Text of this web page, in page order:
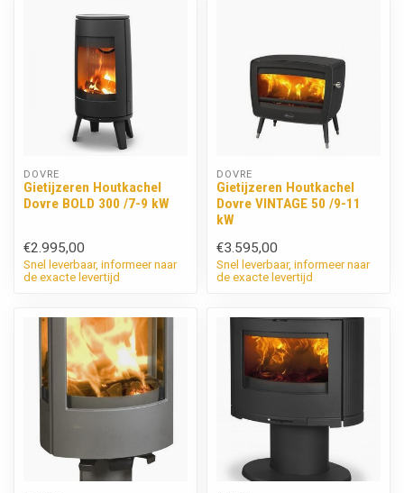
DOVRE
Gietijzeren Houtkachel
Dovre BOLD 300 /7-9 kW
€2.995,00
Snel leverbaar, informeer naar
de exacte levertijd
DOVRE
Gietijzeren Houtkachel
Dovre VINTAGE 50 /9-11
kW
€3.595,00
Snel leverbaar, informeer naar
de exacte levertijd